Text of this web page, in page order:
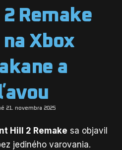
Remake
Xbox
a
21. novembra 2025
Hill 2 Remake sa objavil
jediného varovania.